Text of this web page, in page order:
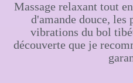
Massage relaxant tout
d'amande douce, les
vibrations du bol
découverte que je